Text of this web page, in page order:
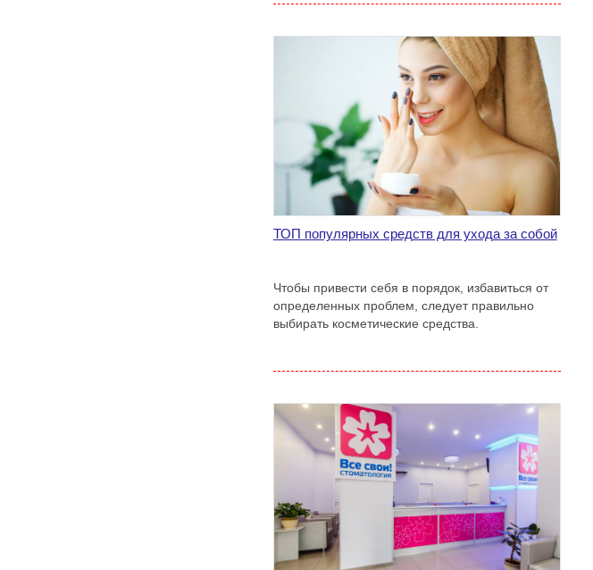
ТОП популярных средств для ухода за собой
Чтобы привести себя в порядок, избавиться от
определенных проблем, следует правильно
выбирать косметические средства.